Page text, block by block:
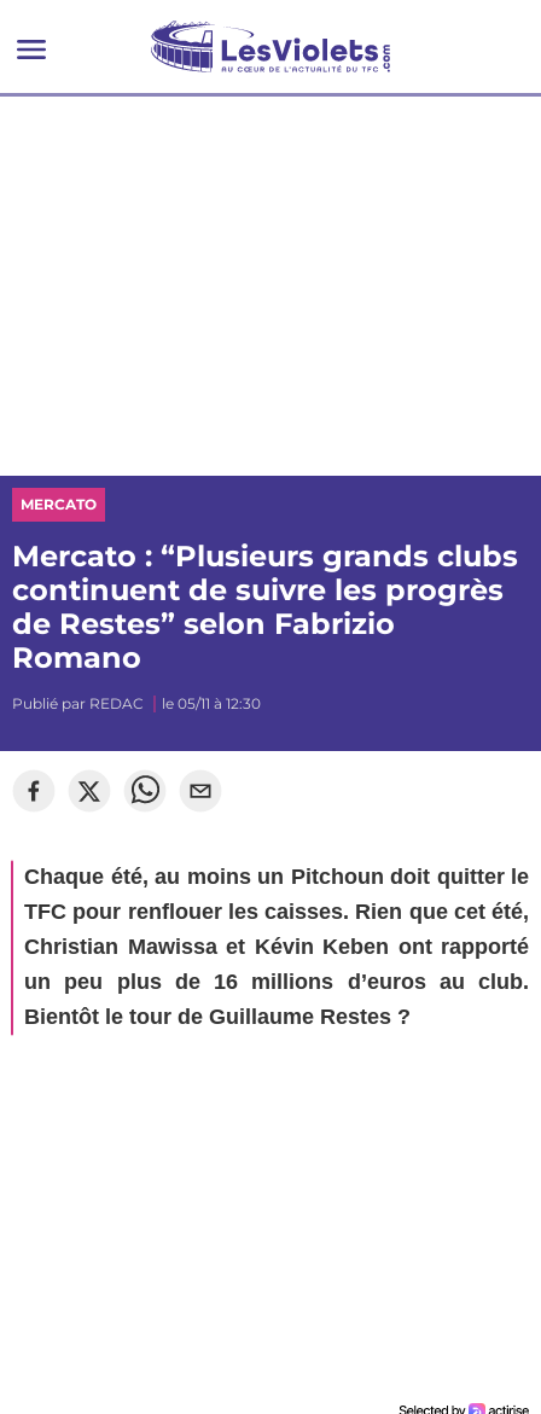
MERCATO
Mercato : “Plusieurs grands clubs
continuent de suivre les progrès
de Restes” selon Fabrizio
Romano
Publié par REDAC le 05/11 à 12:30
Chaque été, au moins un Pitchoun doit quitter le
TFC pour renflouer les caisses. Rien que cet été,
Christian Mawissa et Kévin Keben ont rapporté
un peu plus de 16 millions d’euros au club.
Bientôt le tour de Guillaume Restes ?